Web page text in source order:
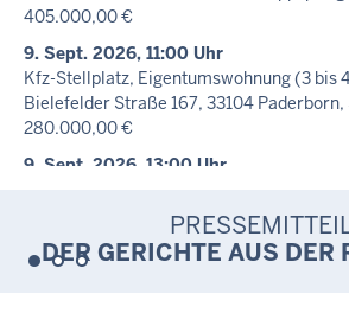
Zivilsache - C 2/26
10. Aug. 2026, 11:00 Uhr
Güte- und Verhandlungstermin
Zivilsache - C 26/26
10. Aug. 2026, 12:00 Uhr
Berichts- und Prüfungstermin
Letzte Aktualisierung:
6. Aug. 2026, 17:54 Uhr
405.000,00 €
9. Sept. 2026, 11:00 Uhr
Kfz-Stellplatz, Eigentumswohnung (3 bis
Bielefelder Straße 167, 33104 Paderborn,
280.000,00 €
9. Sept. 2026, 13:00 Uhr
Bielefelder Straße 165, 33104
205.000,00 €
DER GERICHTE AUS DER